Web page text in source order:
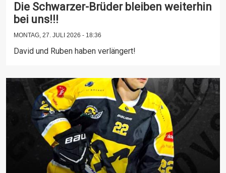
Die Schwarzer-Brüder bleiben weiterhin
bei uns!!!
MONTAG, 27. JULI 2026 - 18:36
David und Ruben haben verlängert!